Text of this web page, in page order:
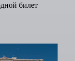
билет